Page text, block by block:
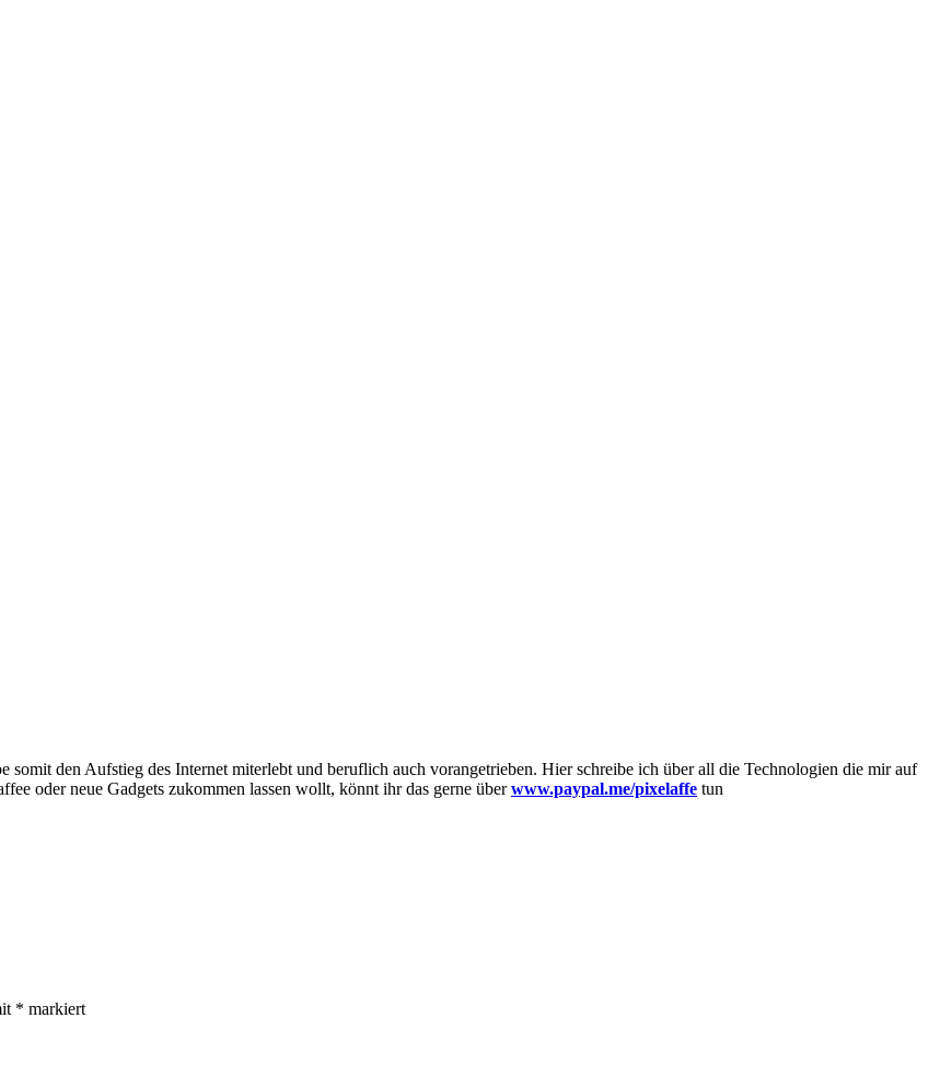
den Aufstieg des Internet miterlebt und beruflich auch vorangetrieben. Hier schreibe ich über all die Technologien die mir auf
oder neue Gadgets zukommen lassen wollt, könnt ihr das gerne überwww.paypal.me/pixelaffe tun
* markiert